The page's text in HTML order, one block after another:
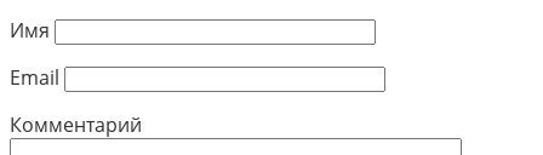
Имя
Email
Комментарий